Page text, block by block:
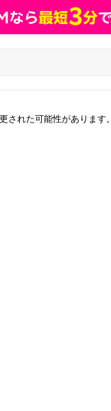
された可能性があります。